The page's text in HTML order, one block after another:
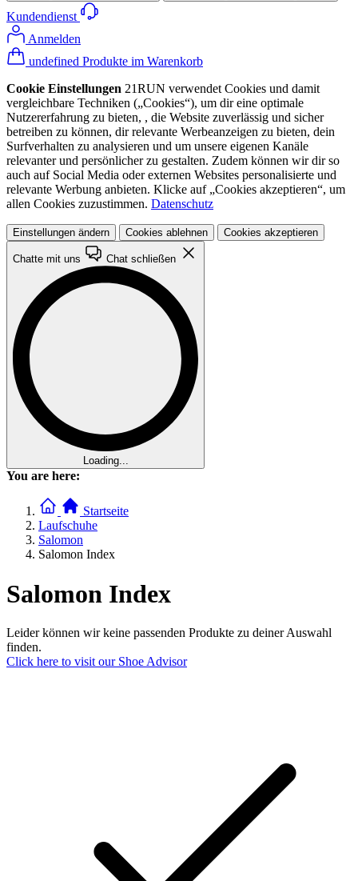
Kundendienst
Anmelden
undefined Produkte im Warenkorb
Cookie Einstellungen 21RUN verwendet Cookies und damit
vergleichbare Techniken („Cookies“), um dir eine optimale
Nutzererfahrung zu bieten, , die Website zuverlässig und sicher
betreiben zu können, dir relevante Werbeanzeigen zu bieten, dein
Surfverhalten zu analysieren und um unsere eigenen Kanäle
relevanter und persönlicher zu gestalten. Zudem können wir dir so
auch auf Social Media oder externen Websites personalisierte und
relevante Werbung anbieten. Klicke auf „Cookies akzeptieren“, um
allen Cookies zuzustimmen. Datenschutz
Einstellungen ändern Cookies ablehnen Cookies akzeptieren
Chatte mit uns Chat schließen
Loading...
You are here:
Startseite
Laufschuhe
Salomon
Salomon Index
Salomon Index
Leider können wir keine passenden Produkte zu deiner Auswahl
finden.
Click here to visit our Shoe Advisor